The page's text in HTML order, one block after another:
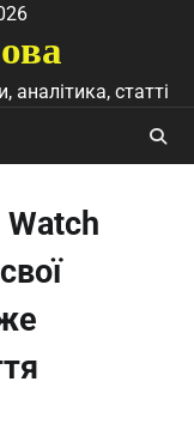
аналітика, статті